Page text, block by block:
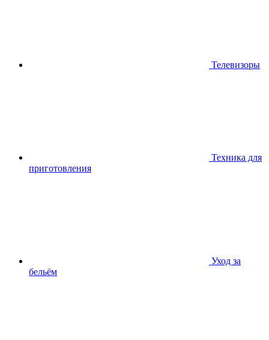
Телевизоры
Техника для
приготовления
Уход за
бельём